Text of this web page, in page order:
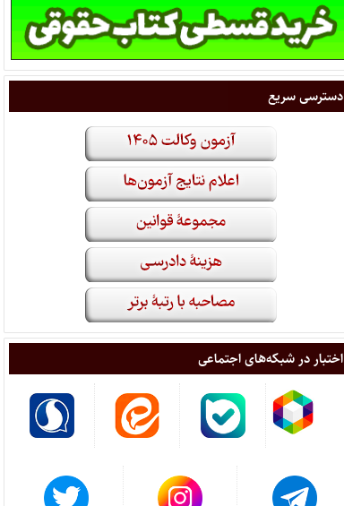
دسترسی سریع
اختبار در شبکه‌های اجتماعی